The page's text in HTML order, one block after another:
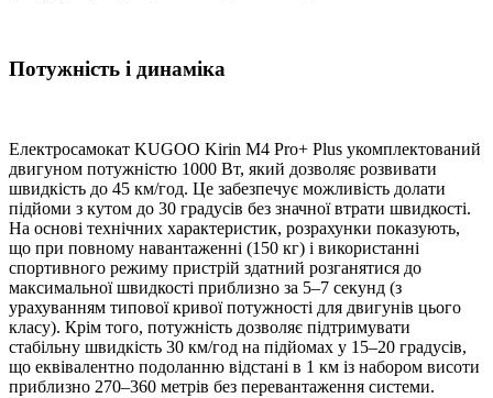
Потужність і динаміка
Електросамокат KUGOO Kirin M4 Pro+ Plus укомплектований
двигуном потужністю 1000 Вт, який дозволяє розвивати
швидкість до 45 км/год. Це забезпечує можливість долати
підйоми з кутом до 30 градусів без значної втрати швидкості.
На основі технічних характеристик, розрахунки показують,
що при повному навантаженні (150 кг) і використанні
спортивного режиму пристрій здатний розганятися до
максимальної швидкості приблизно за 5–7 секунд (з
урахуванням типової кривої потужності для двигунів цього
класу). Крім того, потужність дозволяє підтримувати
стабільну швидкість 30 км/год на підйомах у 15–20 градусів,
що еквівалентно подоланню відстані в 1 км із набором висоти
приблизно 270–360 метрів без перевантаження системи.